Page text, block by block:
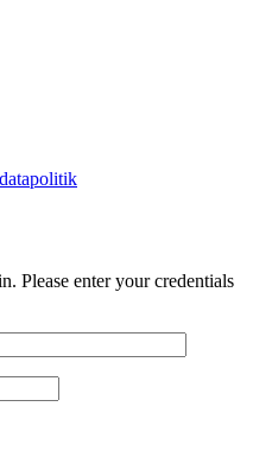
Please enter your credentials